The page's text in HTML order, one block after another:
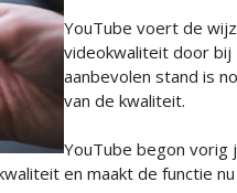
YouTube voert de
videokwaliteit door bij
aanbevolen stand is
van de kwaliteit.
YouTube begon
en maakt de functie